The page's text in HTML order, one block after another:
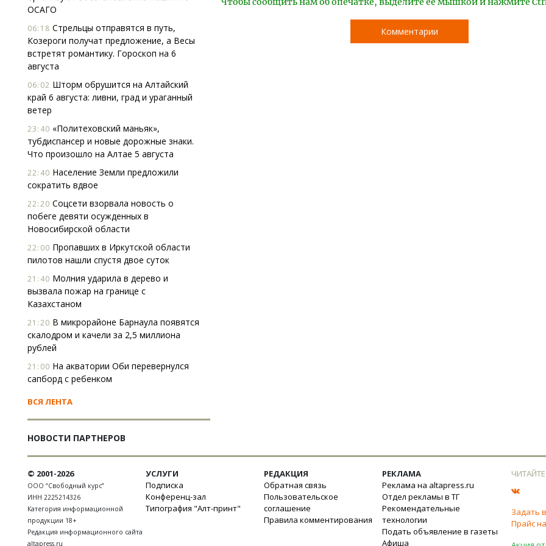
ОСАГО
06:18 Стрельцы отправятся в путь,
Козероги получат предложение, а Весы
встретят романтику. Гороскоп на 6
августа
06:02 Шторм обрушится на Алтайский
край 6 августа: ливни, град и ураганный
ветер
23:40 «Политеховский маньяк»,
тубдиспансер и новые дорожные знаки.
Что произошло на Алтае 5 августа
22:40 Население Земли предложили
сократить вдвое
22:20 Соцсети взорвала новость о
побеге девяти осужденных в
Новосибирской области
22:00 Пропавших в Иркутской области
пилотов нашли спустя двое суток
21:40 Молния ударила в дерево и
вызвала пожар на границе с
Казахстаном
21:20 В микрорайоне Барнаула появятся
скалодром и качели за 2,5 миллиона
рублей
21:00 На акватории Оби перевернулся
сапборд с ребенком
ВСЯ ЛЕНТА
НОВОСТИ ПАРТНЕРОВ
Комментарии
© 2001-2026
ООО “Свободный курс”
ИНН 2225214326
Категория информационной
продукции 18+
Редакция информационного сайта
altapress.ru
УСЛУГИ
Подписка
Конференц-зал
Типография "Алт-принт"
РЕДАКЦИЯ
Обратная связь
Пользовательское
соглашение
Правила комментирования
РЕКЛАМА
Реклама на altapress.ru
Отдел рекламы в ТГ
Рекомендательные
технологии
Подать объявление в газеты
Афиша
Задать
Прайс